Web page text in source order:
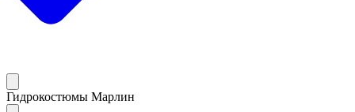
Гидрокостюмы Марлин